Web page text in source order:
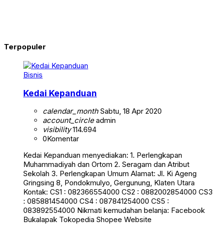
Terpopuler
Bisnis
Kedai Kepanduan
calendar_monthSabtu, 18 Apr 2020
account_circleadmin
visibility114.694
0Komentar
Kedai Kepanduan menyediakan: 1. Perlengkapan
Muhammadiyah dan Ortom 2. Seragam dan Atribut
Sekolah 3. Perlengkapan Umum Alamat: Jl. Ki Ageng
Gringsing 8, Pondokmulyo, Gergunung, Klaten Utara
Kontak: CS1 : 082366554000 CS2 : 0882002854000 CS3
: 085881454000 CS4 : 087841254000 CS5 :
083892554000 Nikmati kemudahan belanja: Facebook
Bukalapak Tokopedia Shopee Website